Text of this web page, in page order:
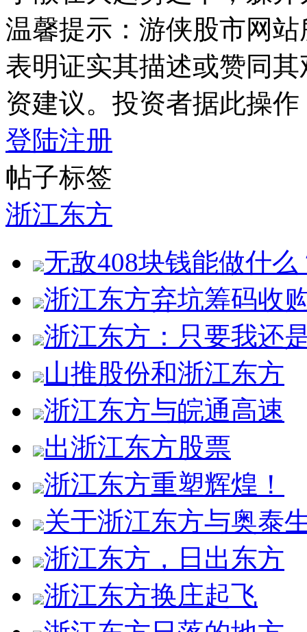
温馨提示：游侠股市网
表明证实其描述或赞同
资建议。投资者据此操
登陆注册
帖子标签
浙江东方
无敌408块钱能做什么
浙江东方弃坑筹码收
浙江东方：只要我还
山推股份和浙江东方
浙江东方与皖通高速
出浙江东方股票
浙江东方重塑辉煌！
关于浙江东方与奥泰
浙江东方，日出东方
浙江东方换庄起飞